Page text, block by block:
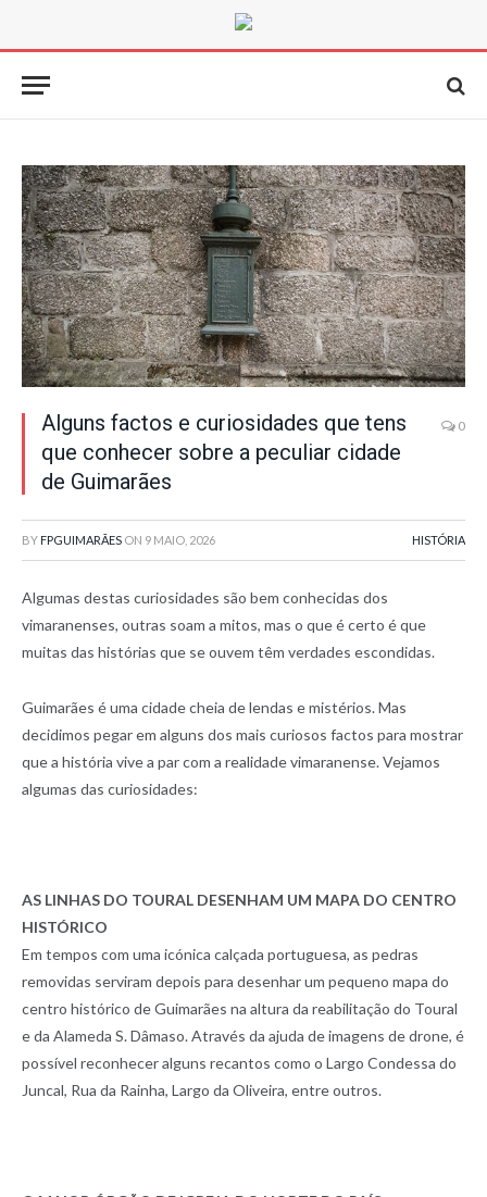
Alguns factos e curiosidades que tens
que conhecer sobre a peculiar cidade
de Guimarães
0
BY FPGUIMARÃES ON 9 MAIO, 2026 HISTÓRIA
Algumas destas curiosidades são bem conhecidas dos
vimaranenses, outras soam a mitos, mas o que é certo é que
muitas das histórias que se ouvem têm verdades escondidas.
Guimarães é uma cidade cheia de lendas e mistérios. Mas
decidimos pegar em alguns dos mais curiosos factos para mostrar
que a história vive a par com a realidade vimaranense. Vejamos
algumas das curiosidades:
AS LINHAS DO TOURAL DESENHAM UM MAPA DO CENTRO
HISTÓRICO
Em tempos com uma icónica calçada portuguesa, as pedras
removidas serviram depois para desenhar um pequeno mapa do
centro histórico de Guimarães na altura da reabilitação do Toural
e da Alameda S. Dâmaso. Através da ajuda de imagens de drone, é
possível reconhecer alguns recantos como o Largo Condessa do
Juncal, Rua da Rainha, Largo da Oliveira, entre outros.